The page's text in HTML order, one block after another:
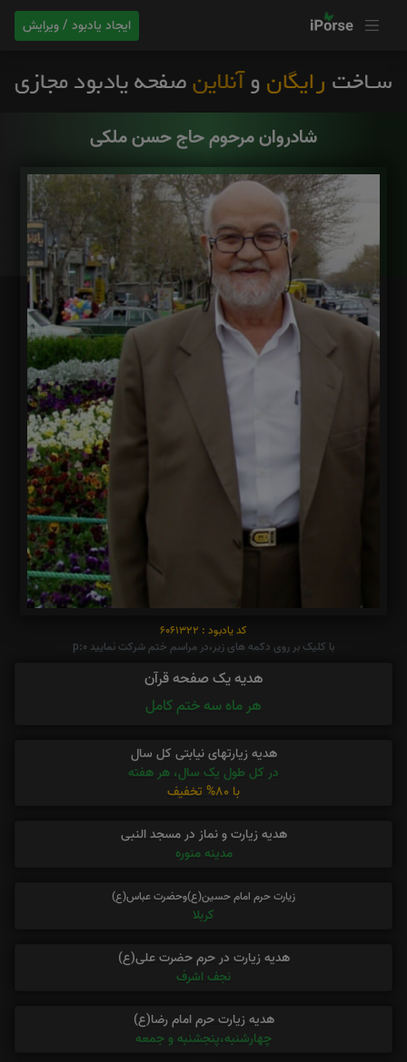
ایجاد یادبود / ویرایش
شادروان مرحوم حاج حسن ملکی
کد یادبود : 6061322
با کلیک بر روی دکمه های زیر،در مراسم ختم شرکت نمایید p:0
هدیه یک صفحه قرآن
هر ماه سه ختم کامل
هدیه زیارتهای نیابتی کل سال
در کل طول یک سال، هر هفته
با 80% تخفیف
هدیه زیارت و نماز در مسجد النبی
مدینه منوره
زیارت حرم امام حسین(ع)وحضرت عباس(ع)
کربلا
هدیه زیارت در حرم حضرت علی(ع)
نجف اشرف
هدیه زیارت حرم امام رضا(ع)
چهارشنبه،پنجشنبه و جمعه